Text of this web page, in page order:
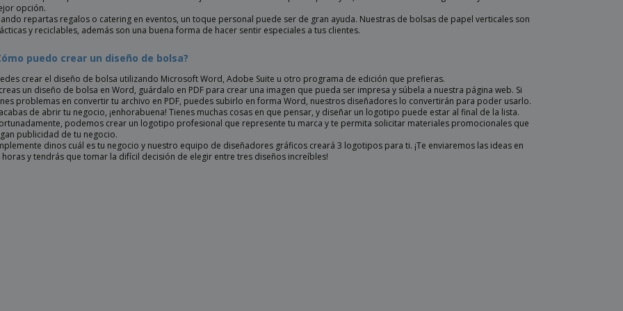
opción.
repartas regalos o catering en eventos, un toque personal puede ser de gran ayuda. Nuestras de bolsas de papel verticales son
y reciclables, además son una buena forma de hacer sentir especiales a tus clientes.
puedo crear un diseño de bolsa?
crear el diseño de bolsa utilizando Microsoft Word, Adobe Suite u otro programa de edición que prefieras.
un diseño de bolsa en Word, guárdalo en PDF para crear una imagen que pueda ser impresa y súbela a nuestra página web. Si
problemas en convertir tu archivo en PDF, puedes subirlo en forma Word, nuestros diseñadores lo convertirán para poder usarlo.
de abrir tu negocio, ¡enhorabuena! Tienes muchas cosas en que pensar, y diseñar un logotipo puede estar al final de la lista.
podemos crear un logotipo profesional que represente tu marca y te permita solicitar materiales promocionales que
publicidad de tu negocio.
dinos cuál es tu negocio y nuestro equipo de diseñadores gráficos creará 3 logotipos para ti. ¡Te enviaremos las ideas en
horas y tendrás que tomar la difícil decisión de elegir entre tres diseños increíbles!